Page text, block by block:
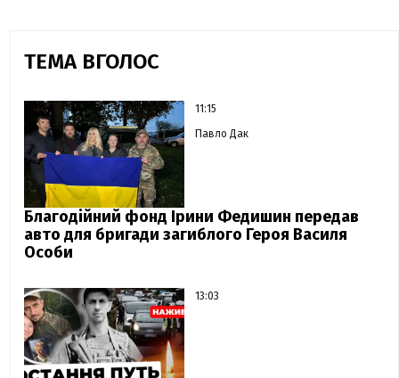
ТЕМА ВГОЛОС
11:15
Павло Дак
Благодійний фонд Ірини Федишин передав
авто для бригади загиблого Героя Василя
Особи
13:03